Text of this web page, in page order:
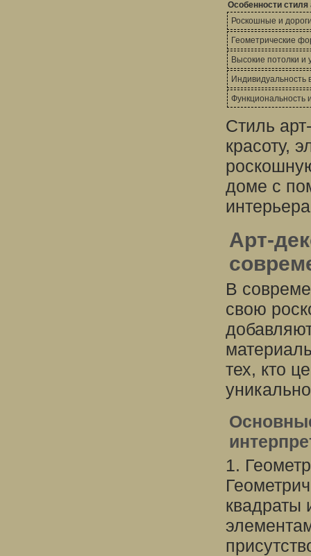
Особенности стиля
Роскошные и
Геометрические
Высокие потолки и
Индивидуальность
Функциональность
Стиль
красоту,
доме с
Арт-
В
свою
тех, кто
1.
квадраты